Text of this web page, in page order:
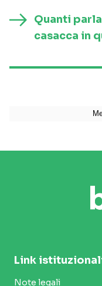
Quanti
casacca in
Link
Note legali